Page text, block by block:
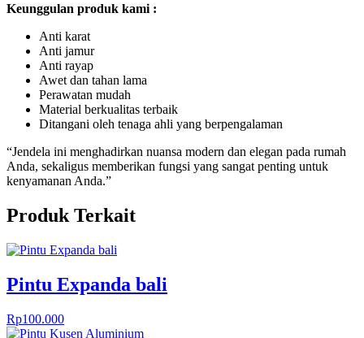
Keunggulan produk kami :
Anti karat
Anti jamur
Anti rayap
Awet dan tahan lama
Perawatan mudah
Material berkualitas terbaik
Ditangani oleh tenaga ahli yang berpengalaman
“Jendela ini menghadirkan nuansa modern dan elegan pada rumah
Anda, sekaligus memberikan fungsi yang sangat penting untuk
kenyamanan Anda.”
Produk Terkait
Pintu Expanda bali
Rp100.000